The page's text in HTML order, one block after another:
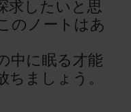
求したいと思
のノートはあ
中に眠る才能
ましょう。